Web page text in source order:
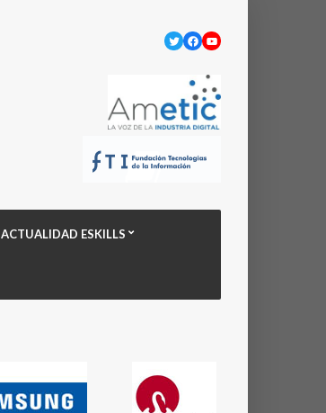
Twitter
Facebook
YouTube
ACTUALIDAD ESKILLS